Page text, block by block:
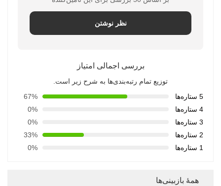
نظر نوشتن
بررسی اجمالی امتیاز
توزیع تمام رتبه‌بندی‌ها به شرح زیر است.
5 ستاره‌ها
67%
4 ستاره‌ها
0%
3 ستاره‌ها
0%
2 ستاره‌ها
33%
1 ستاره‌ها
0%
همهٔ بازبینی‌ها